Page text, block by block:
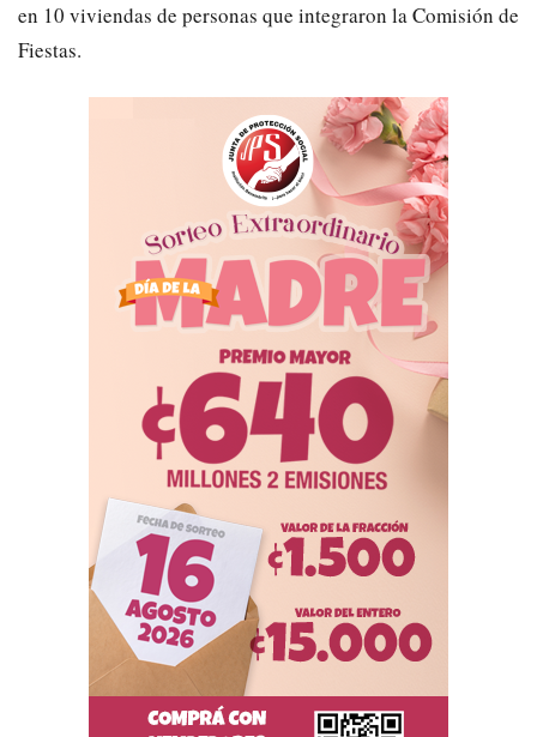
en 10 viviendas de personas que integraron la Comisión de
Fiestas.